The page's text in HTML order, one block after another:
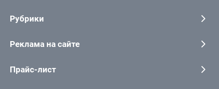
Рубрики
Реклама на сайте
Прайс-лист